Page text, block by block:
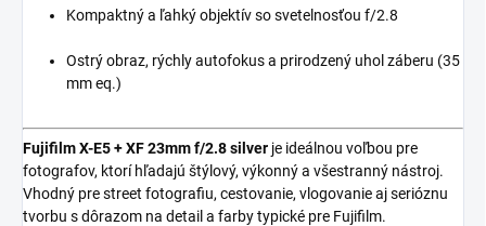
Kompaktný a ľahký objektív so svetelnosťou f/2.8
Ostrý obraz, rýchly autofokus a prirodzený uhol záberu (35
mm eq.)
Fujifilm X-E5 + XF 23mm f/2.8 silver je ideálnou voľbou pre
fotografov, ktorí hľadajú štýlový, výkonný a všestranný nástroj.
Vhodný pre street fotografiu, cestovanie, vlogovanie aj serióznu
tvorbu s dôrazom na detail a farby typické pre Fujifilm.